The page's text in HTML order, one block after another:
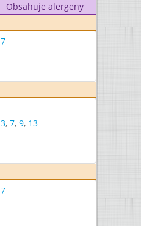
Obsahuje alergeny
7
3, 7, 9, 13
7